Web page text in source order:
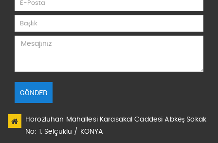
GÖNDER
Horozluhan Mahallesi Karasakal Caddesi Abkeş Sokak
No: 1. Selçuklu / KONYA